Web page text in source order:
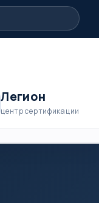
Легион
центр сертификации